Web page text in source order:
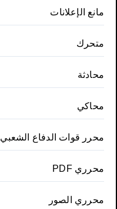
مانع الإعلانات
متحرك
محادثة
محاكي
محرر قوات الدفاع الشعبي
محرري PDF
محرري الصور